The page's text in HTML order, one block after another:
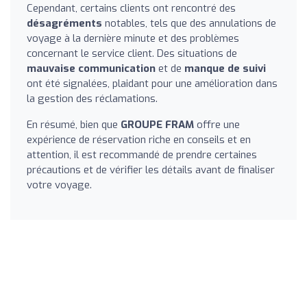
Cependant, certains clients ont rencontré des
désagréments notables, tels que des annulations de
voyage à la dernière minute et des problèmes
concernant le service client. Des situations de
mauvaise communication et de manque de suivi
ont été signalées, plaidant pour une amélioration dans
la gestion des réclamations.
En résumé, bien que GROUPE FRAM offre une
expérience de réservation riche en conseils et en
attention, il est recommandé de prendre certaines
précautions et de vérifier les détails avant de finaliser
votre voyage.